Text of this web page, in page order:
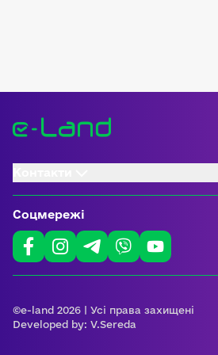
Соцмережі
©e-land 2026 | Усі права захищені
Developed by: V.Sereda